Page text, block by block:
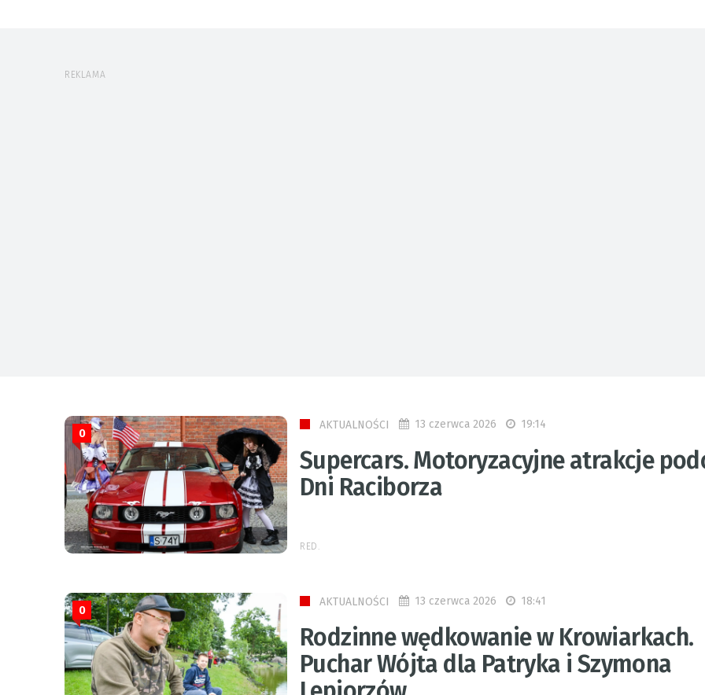
REKLAMA
AKTUALNOŚCI 13 czerwca 2026 19:14
Supercars. Motoryzacyjne atrakcje
Dni Raciborza
0
RED.
AKTUALNOŚCI 13 czerwca 2026 18:41
Rodzinne wędkowanie w Krowiarkach.
Puchar Wójta dla Patryka i Szymona
0